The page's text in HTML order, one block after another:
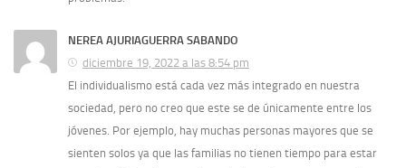
NEREA AJURIAGUERRA SABANDO
diciembre 19, 2022 a las 8:54 pm
El individualismo está cada vez más integrado en nuestra
sociedad, pero no creo que este se de únicamente entre los
jóvenes. Por ejemplo, hay muchas personas mayores que se
sienten solos ya que las familias no tienen tiempo para estar